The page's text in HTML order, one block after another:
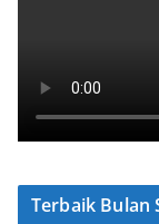
Terbaik Bulan